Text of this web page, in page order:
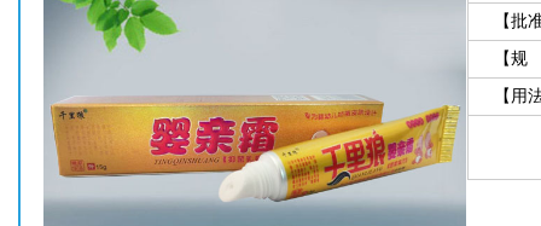
【批
【
【用